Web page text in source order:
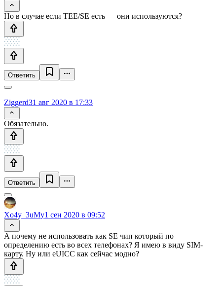
Но в случае если TEE/SE есть — они используются?
Ответить
Ziggerd31 авг 2020 в 17:33
Обязательно.
Ответить
Xo4y_3uMy1 сен 2020 в 09:52
А почему не использовать как SE чип который по
определению есть во всех телефонах? Я имею в виду SIM-
карту. Ну или eUICC как сейчас модно?